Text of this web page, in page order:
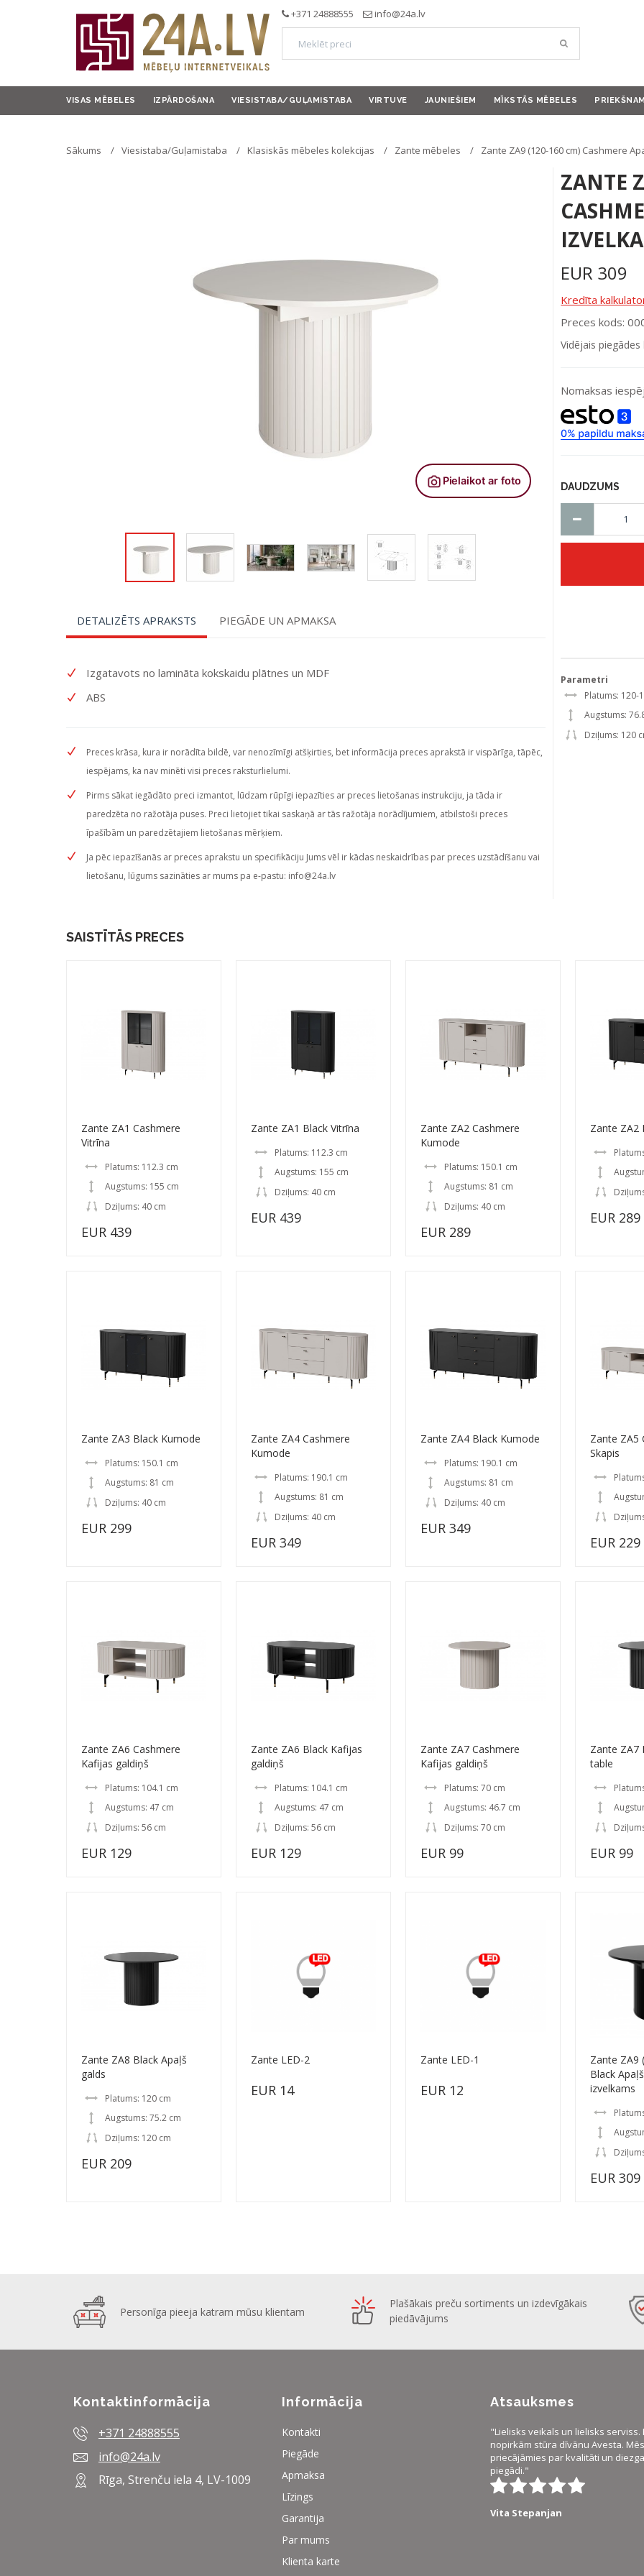
+371 24888555 info@24a.lv
VISAS MĒBELES IZPĀRDOŠANA VIESISTABA/GUĻAMISTABA VIRTUVE JAUNIEŠIEM MĪKSTĀS MĒBELES
Sākums Viesistaba/Guļamistaba Klasiskās mēbeles kolekcijas Zante mēbeles Zante ZA9 (120-160 cm) Cashmere
DETALIZĒTS APRAKSTS PIEGĀDE UN APMAKSA
Izgatavots no lamināta kokskaidu plātnes un MDF
ABS
Preces krāsa, kura ir norādīta bildē, var nenozīmīgi atšķirties, bet informācija preces aprakstā ir vispārīga, tāpēc,
iespējams, ka nav minēti visi preces raksturlielumi.
Pirms sākat iegādāto preci izmantot, lūdzam rūpīgi iepazīties ar preces lietošanas instrukciju, ja tāda ir
paredzēta no ražotāja puses. Preci lietojiet tikai saskaņā ar tās ražotāja norādījumiem, atbilstoši preces
īpašībām un paredzētajiem lietošanas mērķiem.
Ja pēc iepazīšanās ar preces aprakstu un specifikāciju Jums vēl ir kādas neskaidrības par preces uzstādīšanu vai
lietošanu, lūgums sazināties ar mums pa e-pastu: info@24a.lv
ZANTE
EUR 309
Kredīta
Preces kods:
Vidējais
Nomaksas
DAUDZUMS
Parametri
Platums: 120-
Augstums:
Dziļums: 120
SAISTĪTĀS PRECES
Zante ZA1 Cashmere
Vitrīna
Platums: 112.3 cm
Augstums: 155 cm
Dziļums: 40 cm
EUR 439
Zante ZA1 Black Vitrīna
Platums: 112.3 cm
Augstums: 155 cm
Dziļums: 40 cm
EUR 439
Zante ZA2 Cashmere
Kumode
Platums: 150.1 cm
Augstums: 81 cm
Dziļums: 40 cm
EUR 289
Zante ZA2
EUR 289
Zante ZA3 Black Kumode
Platums: 150.1 cm
Augstums: 81 cm
Dziļums: 40 cm
EUR 299
Zante ZA4 Cashmere
Kumode
Platums: 190.1 cm
Augstums: 81 cm
Dziļums: 40 cm
EUR 349
Zante ZA4 Black Kumode
Platums: 190.1 cm
Augstums: 81 cm
Dziļums: 40 cm
EUR 349
Zante ZA5
Skapis
EUR 229
Zante ZA6 Cashmere
Kafijas galdiņš
Platums: 104.1 cm
Augstums: 47 cm
Dziļums: 56 cm
EUR 129
Zante ZA6 Black Kafijas
galdiņš
Platums: 104.1 cm
Augstums: 47 cm
Dziļums: 56 cm
EUR 129
Zante ZA7 Cashmere
Kafijas galdiņš
Platums: 70 cm
Augstums: 46.7 cm
Dziļums: 70 cm
EUR 99
Zante ZA7
table
EUR 99
Zante ZA8 Black Apaļš
galds
Platums: 120 cm
Augstums: 75.2 cm
Dziļums: 120 cm
EUR 209
Zante LED-2
EUR 14
Zante LED-1
EUR 12
Zante ZA9
Black
izvelkams
EUR 309
Personīga pieeja katram mūsu klientam
Plašākais preču sortiments un izdevīgākais
piedāvājums
Kontaktinformācija
+371 24888555
info@24a.lv
Rīga, Strenču iela 4, LV-1009
Informācija
Kontakti
Piegāde
Apmaksa
Līzings
Garantija
Par mums
Klienta karte
Atsauksmes
"Lielisks veikals un lielisks serviss.
nopirkām stūra dīvānu Avesta.
priecājāmies par kvalitāti un
piegādi."
Vita Stepanjan